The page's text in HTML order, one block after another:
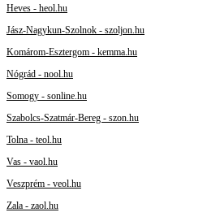
Heves - heol.hu
Jász-Nagykun-Szolnok - szoljon.hu
Komárom-Esztergom - kemma.hu
Nógrád - nool.hu
Somogy - sonline.hu
Szabolcs-Szatmár-Bereg - szon.hu
Tolna - teol.hu
Vas - vaol.hu
Veszprém - veol.hu
Zala - zaol.hu